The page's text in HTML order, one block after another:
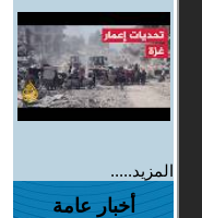
المزيد.....
أخبار عامة